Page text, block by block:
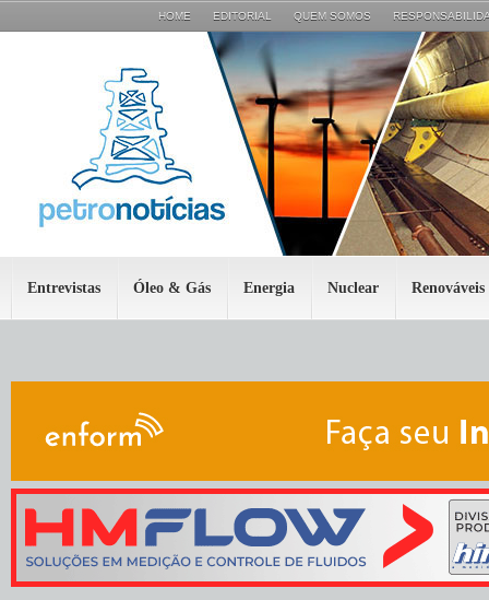
HOME EDITORIAL QUEM SOMOS
Entrevistas Óleo & Gás Energia Nuclear Renováveis